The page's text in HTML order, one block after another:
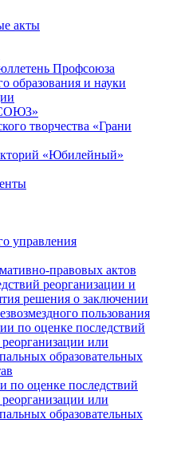
акты
Профсоюза
образования и науки
творчества «Грани
«Юбилейный»
управления
правовых актов
реорганизации и
решения о заключении
пользования
по оценке последствий
или
образовательных
по оценке последствий
или
образовательных